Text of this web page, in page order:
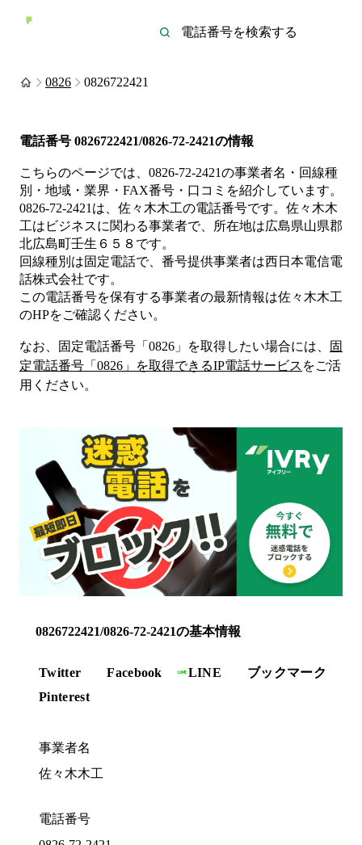
0826 0826722421
電話番号 0826722421/0826-72-2421の情報
こちらのページでは、 0826-72-2421の事業者名・回線種
別・地域・業界・FAX番号・口コミを紹介しています。
0826-72-2421 は、 佐々木木工の電話番号です。 佐々木木
工は ビジネスに関わる事業者で、所在地は広島県山県郡
北広島町壬生６５８ です。
回線種別は固定電話で、番号提供事業者は西日本電信電
話株式会社です。
この電話番号を保有する事業者の最新情報は佐々木木工
のHPをご確認ください。
なお、固定電話番号「 0826 」を取得したい場合には、
固
定電話番号「 0826 」を取得できるIP電話サービス をご活
用ください。
0826722421/0826-72-2421の基本情報
Twitter Facebook LINE
ブックマーク
Pinterest
事業者名
佐々木木工
電話番号